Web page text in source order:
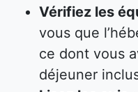
Vérifiez les
vous que
ce dont vous
déjeuner